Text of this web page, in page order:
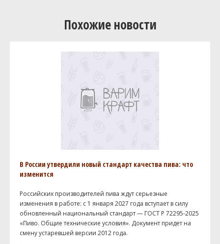
Похожие новости
В России утвердили новый стандарт качества пива: что
изменится
Российских производителей пива ждут серьезные
изменения в работе: с 1 января 2027 года вступает в силу
обновленный национальный стандарт — ГОСТ Р 72295-2025
«Пиво. Общие технические условия». Документ придет на
смену устаревшей версии 2012 года.